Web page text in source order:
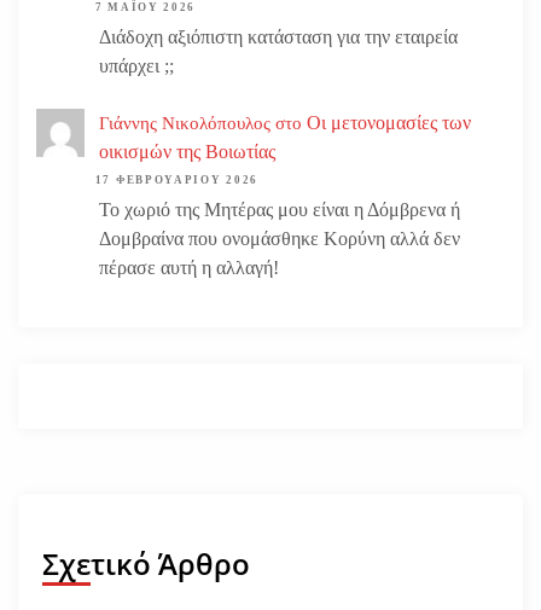
7 ΜΑΪ́ΟΥ 2026
Διάδοχη αξιόπιστη κατάσταση για την εταιρεία
υπάρχει ;;
Γιάννης Νικολόπουλος στο Οι μετονομασίες των
οικισμών της Βοιωτίας
17 ΦΕΒΡΟΥΑΡΊΟΥ 2026
Το χωριό της Μητέρας μου είναι η Δόμβρενα ή
Δομβραίνα που ονομάσθηκε Κορύνη αλλά δεν
πέρασε αυτή η αλλαγή!
Σχετικό Άρθρο